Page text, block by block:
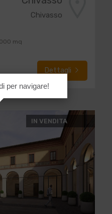
Chivasso
mq
Dettagli
IN VENDITA
per navigare!